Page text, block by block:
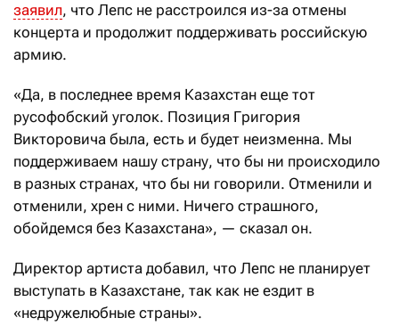
заявил, что Лепс не расстроился из-за отмены
концерта и продолжит поддерживать российскую
армию.
«Да, в последнее время Казахстан еще тот
русофобский уголок. Позиция Григория
Викторовича была, есть и будет неизменна. Мы
поддерживаем нашу страну, что бы ни происходило
в разных странах, что бы ни говорили. Отменили и
отменили, хрен с ними. Ничего страшного,
обойдемся без Казахстана», — сказал он.
Директор артиста добавил, что Лепс не планирует
выступать в Казахстане, так как не ездит в
«недружелюбные страны».